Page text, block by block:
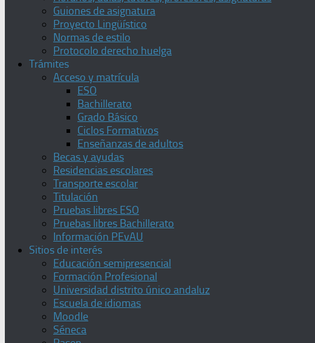
Guiones de asignatura
Proyecto Lingüístico
Normas de estilo
Protocolo derecho huelga
Trámites
Acceso y matrícula
ESO
Bachillerato
Grado Básico
Ciclos Formativos
Enseñanzas de adultos
Becas y ayudas
Residencias escolares
Transporte escolar
Titulación
Pruebas libres ESO
Pruebas libres Bachillerato
Información PEvAU
Sitios de interés
Educación semipresencial
Formación Profesional
Universidad distrito único andaluz
Escuela de idiomas
Moodle
Séneca